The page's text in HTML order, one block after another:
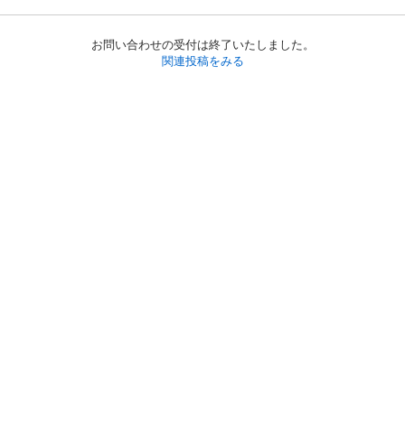
お問い合わせの受付は終了いたしました。
関連投稿をみる